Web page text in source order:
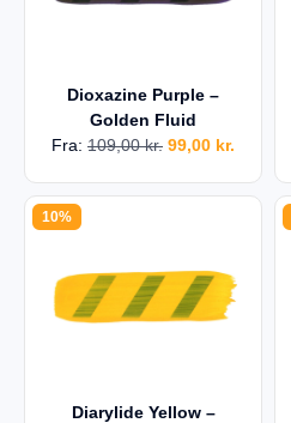
Dioxazine Purple –
Golden Fluid
Fra: 109,00kr. 99,00 kr.
10%
Diarylide Yellow –